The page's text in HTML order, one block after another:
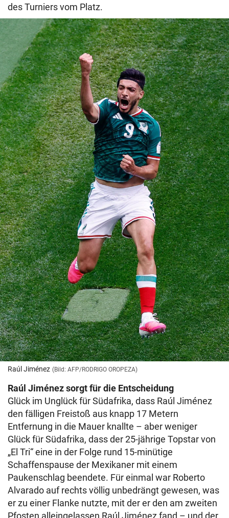
des Turniers vom Platz.
Raúl Jiménez (Bild: AFP/RODRIGO OROPEZA)
Raúl Jiménez sorgt für die Entscheidung
Glück im Unglück für Südafrika, dass Raúl Jiménez
den fälligen Freistoß aus knapp 17 Metern
Entfernung in die Mauer knallte – aber weniger
Glück für Südafrika, dass der 25-jährige Topstar von
„El Tri“ eine in der Folge rund 15-minütige
Schaffenspause der Mexikaner mit einem
Paukenschlag beendete. Für einmal war Roberto
Alvarado auf rechts völlig unbedrängt gewesen, was
er zu einer Flanke nutzte, mit der er den am zweiten
Pfosten alleingelassen Raúl Jiménez fand – und der